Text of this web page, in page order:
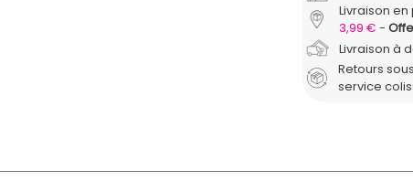
Livraison
3,99 €
Livraison à
Retours
service